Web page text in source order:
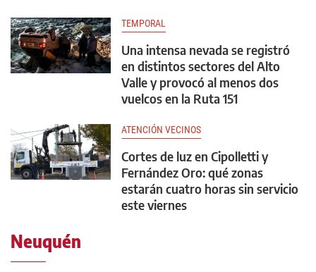
TEMPORAL
Una intensa nevada se registró
en distintos sectores del Alto
Valle y provocó al menos dos
vuelcos en la Ruta 151
ATENCIÓN VECINOS
Cortes de luz en Cipolletti y
Fernández Oro: qué zonas
estarán cuatro horas sin servicio
este viernes
Neuquén